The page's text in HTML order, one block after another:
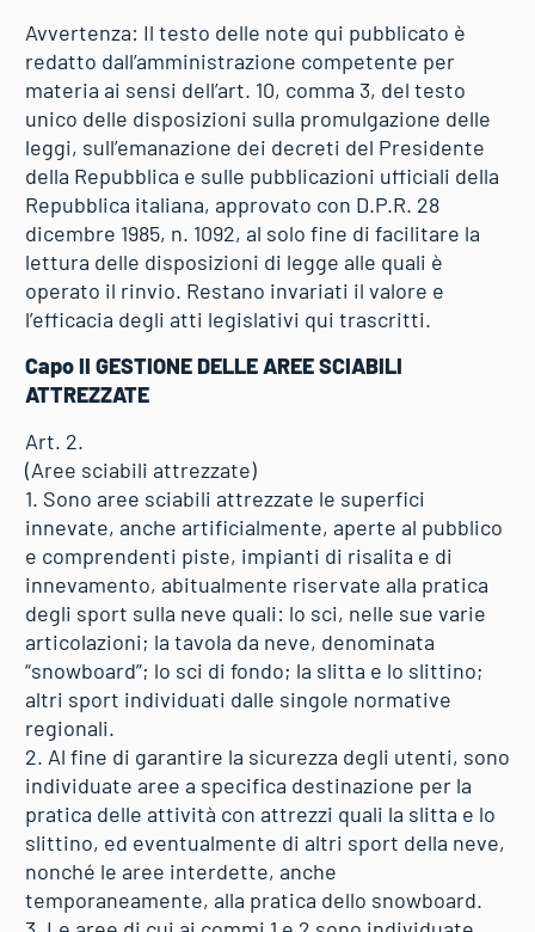
Avvertenza: Il testo delle note qui pubblicato è
redatto dall’amministrazione competente per
materia ai sensi dell’art. 10, comma 3, del testo
unico delle disposizioni sulla promulgazione delle
leggi, sull’emanazione dei decreti del Presidente
della Repubblica e sulle pubblicazioni ufficiali della
Repubblica italiana, approvato con D.P.R. 28
dicembre 1985, n. 1092, al solo fine di facilitare la
lettura delle disposizioni di legge alle quali è
operato il rinvio. Restano invariati il valore e
l’efficacia degli atti legislativi qui trascritti.
Capo II GESTIONE DELLE AREE SCIABILI
ATTREZZATE
Art. 2.
(Aree sciabili attrezzate)
1. Sono aree sciabili attrezzate le superfici
innevate, anche artificialmente, aperte al pubblico
e comprendenti piste, impianti di risalita e di
innevamento, abitualmente riservate alla pratica
degli sport sulla neve quali: lo sci, nelle sue varie
articolazioni; la tavola da neve, denominata
“snowboard”; lo sci di fondo; la slitta e lo slittino;
altri sport individuati dalle singole normative
regionali.
2. Al fine di garantire la sicurezza degli utenti, sono
individuate aree a specifica destinazione per la
pratica delle attività con attrezzi quali la slitta e lo
slittino, ed eventualmente di altri sport della neve,
nonché le aree interdette, anche
temporaneamente, alla pratica dello snowboard.